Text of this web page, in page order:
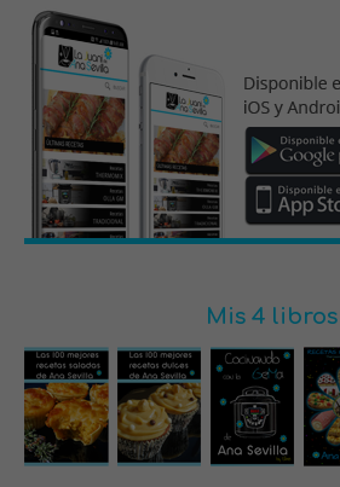
Mis 4 libros